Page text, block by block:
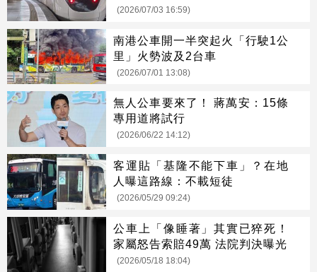
(2026/07/03 16:59)
南港公車開一半突起火「行駛1公
里」火勢波及2台車
(2026/07/01 13:08)
無人公車要來了！ 蔣萬安：15條
專用道將試行
(2026/06/22 14:12)
客運貼「基隆不能下車」？在地
人曝這路線：不載短徒
(2026/05/29 09:24)
公車上「像睡著」其實已猝死！
家屬怒告索賠49萬 法院判決曝光
(2026/05/18 18:04)